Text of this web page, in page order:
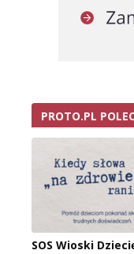
PROTO.PL
SOS Wioski